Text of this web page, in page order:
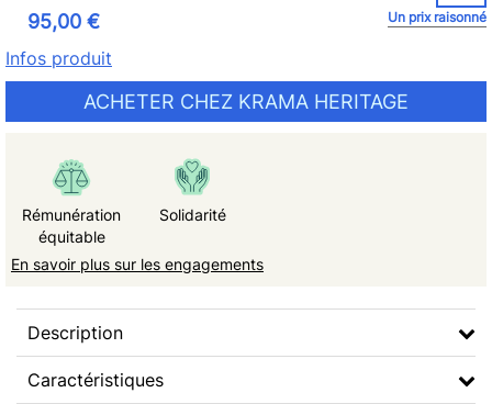
95,00 € Un prix raisonné
Infos produit
ACHETER CHEZ KRAMA HERITAGE
Rémunération
équitable
Solidarité
En savoir plus sur les engagements
Description
Caractéristiques